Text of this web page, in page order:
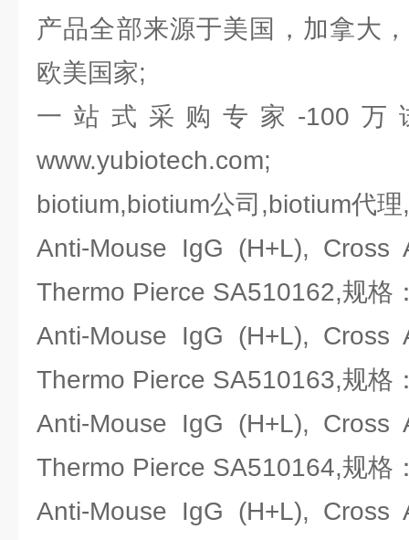
产品全部来源于美国，加拿大
欧美国家;
一站式采购专家-100万
www.yubiotech.com;
biotium,biotium公司,biotium代
Anti-Mouse IgG (H+L),
Thermo Pierce SA510162,规格
Anti-Mouse IgG (H+L),
Thermo Pierce SA510163,规格
Anti-Mouse IgG (H+L),
Thermo Pierce SA510164,规格
Anti-Mouse IgG (H+L),